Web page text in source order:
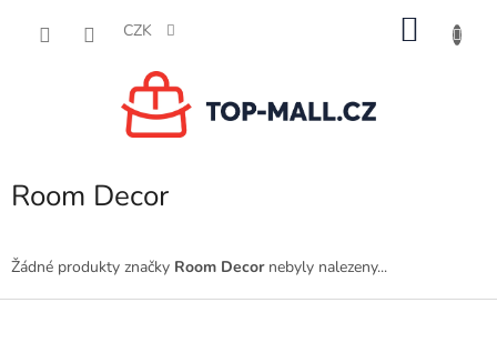
CZK
Room Decor
Žádné produkty značky Room Decornebyly nalezeny...
Z